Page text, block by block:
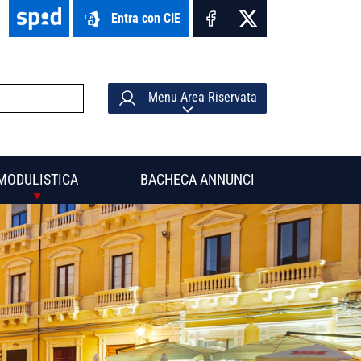
Entra con CIE
Menu Area Riservata
BACHECA ANNUNCI